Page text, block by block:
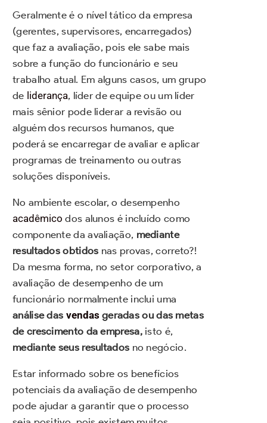
Geralmente é o nível tático da empresa
(gerentes, supervisores, encarregados)
que faz a avaliação, pois ele sabe mais
sobre a função do funcionário e seu
trabalho atual. Em alguns casos, um grupo
de liderança, líder de equipe ou um líder
mais sênior pode liderar a revisão ou
alguém dos recursos humanos, que
poderá se encarregar de avaliar e aplicar
programas de treinamento ou outras
soluções disponíveis.
No ambiente escolar, o desempenho
acadêmico dos alunos é incluído como
componente da avaliação, mediante
resultados obtidos nas provas, correto?!
Da mesma forma, no setor corporativo, a
avaliação de desempenho de um
funcionário normalmente inclui uma
análise das vendas geradas ou das metas
de crescimento da empresa,isto é,
mediante seus resultados no negócio.
Estar informado sobre os benefícios
potenciais da avaliação de desempenho
pode ajudar a garantir que o processo